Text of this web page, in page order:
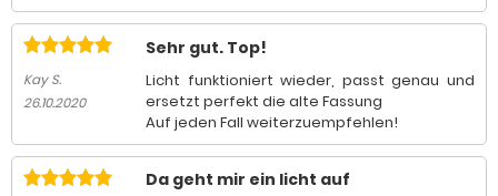
Kay S.
26.10.2020
Sehr gut. Top!
Licht funktioniert wieder, passt genau und
ersetzt perfekt die alte Fassung
Auf jeden Fall weiterzuempfehlen!
Da geht mir ein licht auf